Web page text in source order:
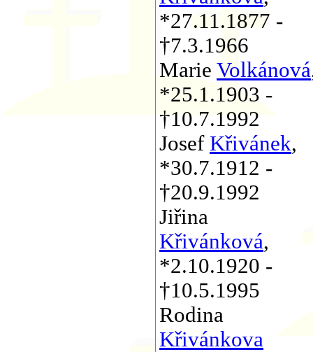
*27.11.1877 -
†7.3.1966
MarieVolkánová
*25.1.1903 -
†10.7.1992
Josef Křivánek,
*30.7.1912 -
†20.9.1992
Jiřina
Křivánková,
*2.10.1920 -
†10.5.1995
Rodina
Křivánkova